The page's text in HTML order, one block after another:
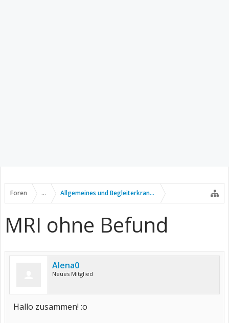
Foren ... Allgemeines und Begleiterkrankungen
MRI ohne Befund
Alena0
Neues Mitglied
Hallo zusammen! :o